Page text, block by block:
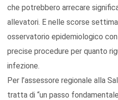
che potrebbero arrecare
allevatori. E nelle scorse
osservatorio epidemiologico
precise procedure per quanto
infezione.
Per l’assessore regionale alla
tratta di “un passo